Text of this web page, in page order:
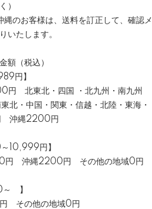
）
縄のお客様は、送料を訂正して、確認メ
いたします。
額（税込）
円】
円 北東北・四国 ・北九州・南九州
・中国・関東・信越・北陸・東海・
沖縄2200円
10,999円】
円 沖縄2200円 その他の地域0円
】
その他の地域0円